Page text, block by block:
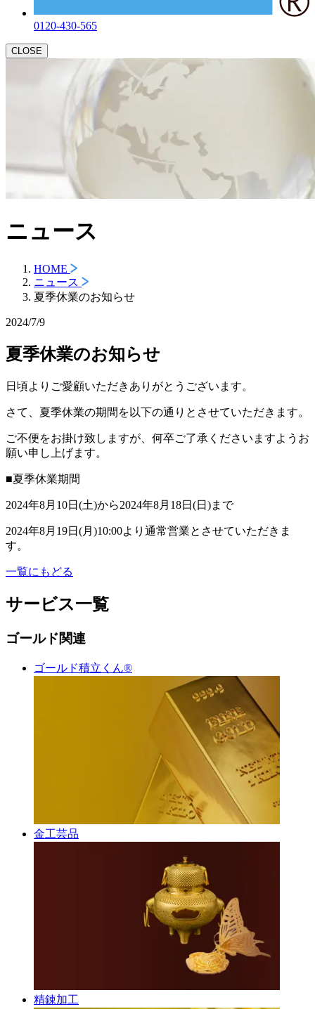
0120-430-565
CLOSE
ニュース
HOME
ニュース
夏季休業のお知らせ
2024/7/9
夏季休業のお知らせ
日頃よりご愛顧いただきありがとうございます。
さて、夏季休業の期間を以下の通りとさせていただきます。
ご不便をお掛け致しますが、何卒ご了承くださいますようお
願い申し上げます。
■夏季休業期間
2024年8月10日(土)から2024年8月18日(日)まで
2024年8月19日(月)10:00より通常営業とさせていただきま
す。
一覧にもどる
サービス一覧
ゴールド関連
ゴールド積立くん®︎
金工芸品
精錬加工